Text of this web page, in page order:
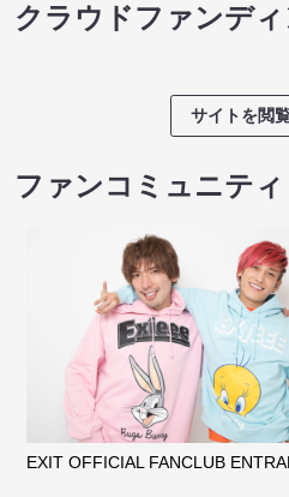
クラウドファンデ
サイトを閲
ファンコミュニティ
EXIT OFFICIAL FANCLUB